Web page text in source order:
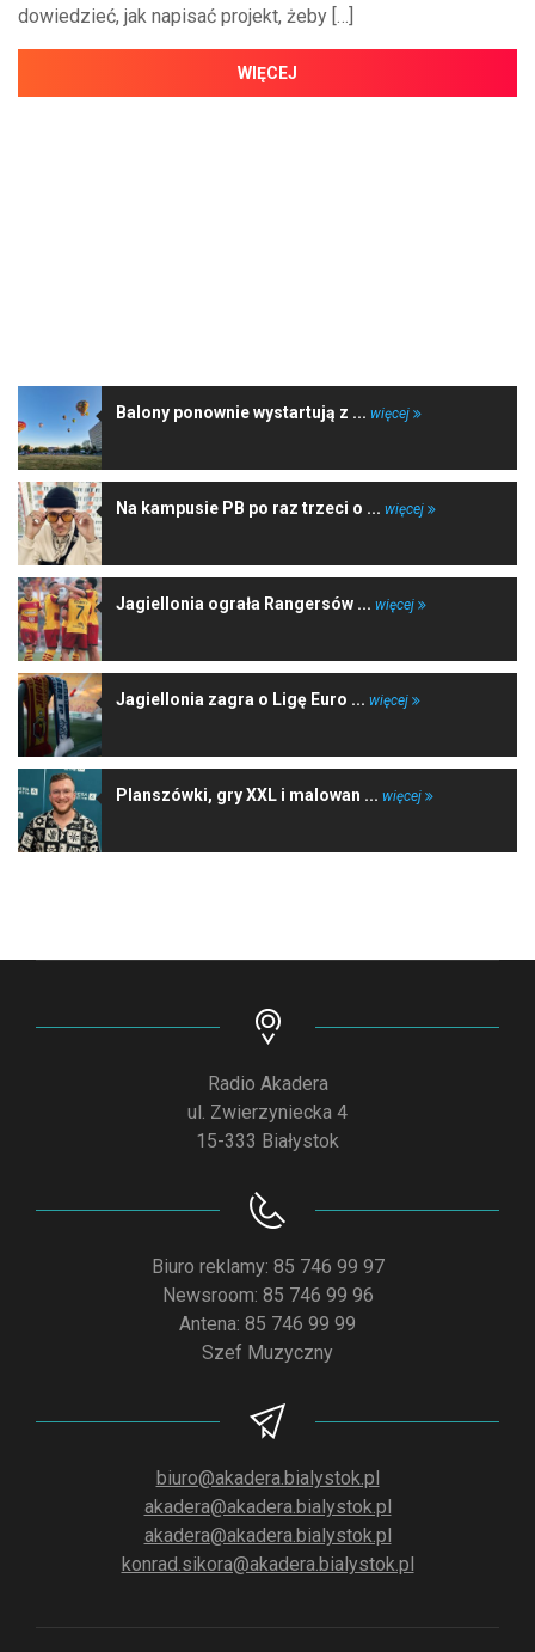
dowiedzieć, jak napisać projekt, żeby […]
WIĘCEJ
Balony ponownie wystartują z ... więcej
Na kampusie PB po raz trzeci o ... więcej
Jagiellonia ograła Rangersów ... więcej
Jagiellonia zagra o Ligę Euro ... więcej
Planszówki, gry XXL i malowan ... więcej
Radio Akadera
ul. Zwierzyniecka 4
15-333 Białystok
Biuro reklamy: 85 746 99 97
Newsroom: 85 746 99 96
Antena: 85 746 99 99
Szef Muzyczny
biuro@akadera.bialystok.pl
akadera@akadera.bialystok.pl
akadera@akadera.bialystok.pl
konrad.sikora@akadera.bialystok.pl